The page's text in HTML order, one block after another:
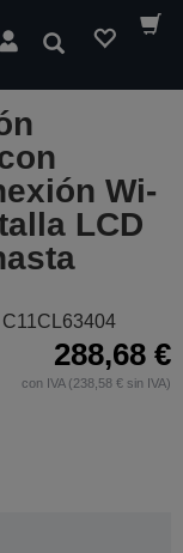
Buscar
Wi-
LCD
288,68 €
con IVA (238,58 € sin IVA)